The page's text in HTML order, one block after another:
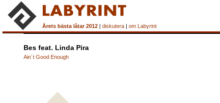
Årets bästa låtar 2012 | diskutera | om Labyrint
Bes feat. Linda Pira
Ain´t Good Enough